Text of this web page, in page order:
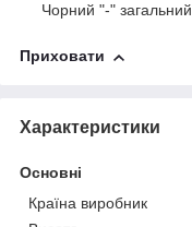
Чорний "-" загальний
Приховати
Характеристики
Основні
Країна виробник